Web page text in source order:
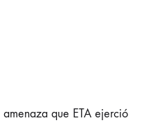
que ETA ejerció